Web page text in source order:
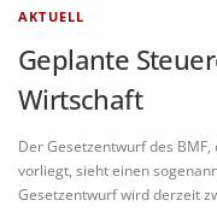
AKTUELL
Geplante
Wirtschaft
Der Gesetzentwurf des
vorliegt, sieht einen
Gesetzentwurf wird derzeit